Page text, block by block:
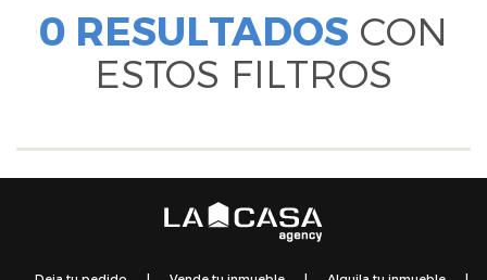
0 RESULTADOS CON
ESTOS FILTROS